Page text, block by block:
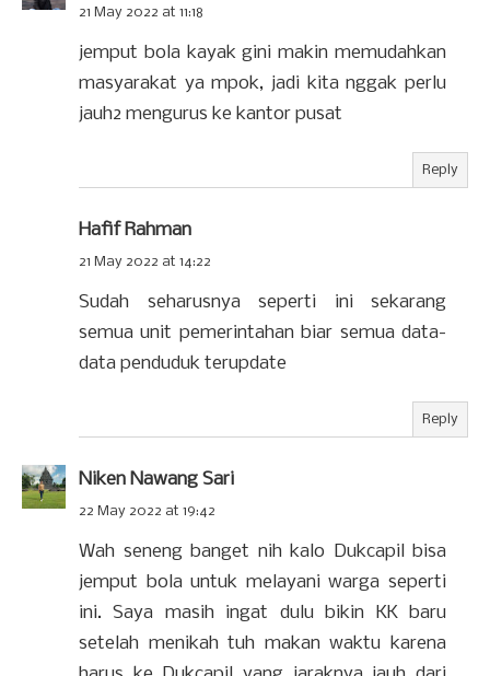
21 May 2022 at 11:18
jemput bola kayak gini makin memudahkan
masyarakat ya mpok, jadi kita nggak perlu
jauh2 mengurus ke kantor pusat
Reply
Hafif Rahman
21 May 2022 at 14:22
Sudah seharusnya seperti ini sekarang
semua unit pemerintahan biar semua data-
data penduduk terupdate
Reply
Niken Nawang Sari
22 May 2022 at 19:42
Wah seneng banget nih kalo Dukcapil bisa
jemput bola untuk melayani warga seperti
ini. Saya masih ingat dulu bikin KK baru
setelah menikah tuh makan waktu karena